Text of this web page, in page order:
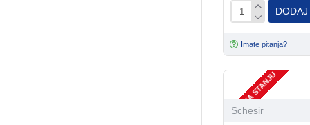
Imate pitanja?
NEMA NA STANJU
Schesir